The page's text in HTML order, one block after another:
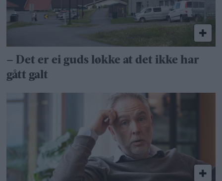
– Det er ei guds løkke at det ikke har
gått galt